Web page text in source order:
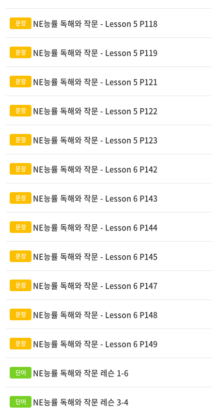
NE능률 독해와 작문 - Lesson 5 P118
NE능률 독해와 작문 - Lesson 5 P119
NE능률 독해와 작문 - Lesson 5 P121
NE능률 독해와 작문 - Lesson 5 P122
NE능률 독해와 작문 - Lesson 5 P123
NE능률 독해와 작문 - Lesson 6 P142
NE능률 독해와 작문 - Lesson 6 P143
NE능률 독해와 작문 - Lesson 6 P144
NE능률 독해와 작문 - Lesson 6 P145
NE능률 독해와 작문 - Lesson 6 P147
NE능률 독해와 작문 - Lesson 6 P148
NE능률 독해와 작문 - Lesson 6 P149
NE능률 독해와 작문 레슨 1-6
NE능률 독해와 작문 레슨 3-4